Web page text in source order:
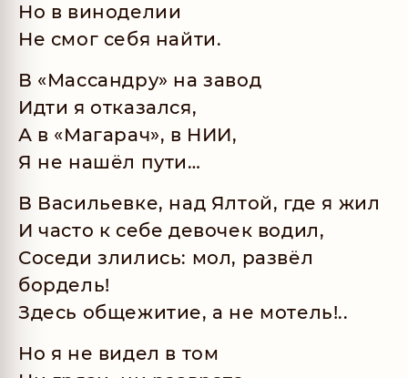
Но в виноделии
Не смог себя найти.
В «Массандру» на завод
Идти я отказался,
А в «Магарач», в НИИ,
Я не нашёл пути…
В Васильевке, над Ялтой, где я жил
И часто к себе девочек водил,
Соседи злились: мол, развёл
бордель!
Здесь общежитие, а не мотель!..
Но я не видел в том